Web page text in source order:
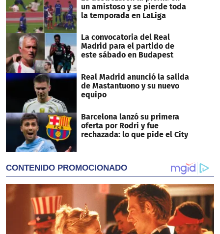
un amistoso y se pierde toda
la temporada en LaLiga
La convocatoria del Real
Madrid para el partido de
este sábado en Budapest
Real Madrid anunció la salida
de Mastantuono y su nuevo
equipo
Barcelona lanzó su primera
oferta por Rodri y fue
rechazada: lo que pide el City